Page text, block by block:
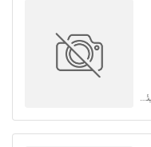
اصفهان - شهرک صنعتی محمود آباد - خیابان هیئت امنا شمالی 42 - فرعی 42 و 43